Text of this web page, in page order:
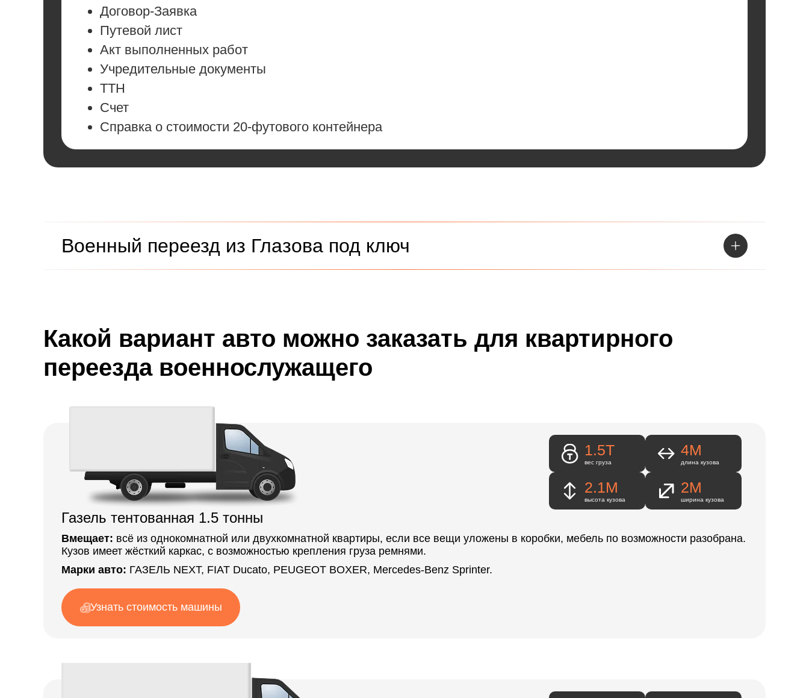
Договор-Заявка
Путевой лист
Акт выполненных работ
Учредительные документы
ТТН
Счет
Cправка о стоимости 20-футового контейнера
Военный переезд из Глазова под ключ
Какой вариант авто можно заказать для квартирного
переезда военнослужащего
1.5Т
вес груза
4M
длина кузова
2.1М
высота кузова
2М
ширина кузова
Газель тентованная 1.5 тонны
Вмещает: всё из однокомнатной или двухкомнатной квартиры, если все вещи уложены в коробки, мебель по возможности разобрана.
Кузов имеет жёсткий каркас, с возможностью крепления груза ремнями.
Марки авто: ГАЗЕЛЬ NEXT, FIAT Ducato, PEUGEOT BOXER, Mercedes-Benz Sprinter.
Узнать стоимость машины